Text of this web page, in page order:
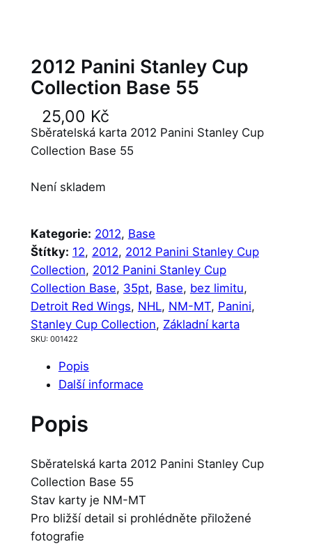
2012 Panini Stanley Cup
Collection Base 55
25,00 Kč
Sběratelská karta 2012 Panini Stanley Cup
Collection Base 55
Není skladem
Kategorie: 2012, Base
Štítky: 12, 2012, 2012 Panini Stanley Cup
Collection, 2012 Panini Stanley Cup
Collection Base, 35pt, Base, bez limitu
Detroit Red Wings, NHL, NM-MT, Panini
Stanley Cup Collection, Základní karta
SKU: 001422
Popis
Další informace
Popis
Sběratelská karta 2012 Panini Stanley Cup
Collection Base 55
Stav karty je NM-MT
Pro bližší detail si prohlédněte přiložené
fotografie